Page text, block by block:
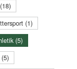
(1)
(5)